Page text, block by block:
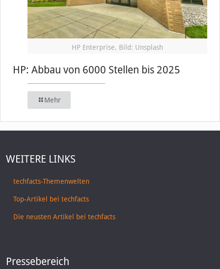
HP Enterprise, Bild: Unsplash
HP: Abbau von 6000 Stellen bis 2025
Mehr
WEITERE LINKS
techfacts-Themenwelten
Top-Artikel bei techfacts
Die neusten Artikel bei techfacts
Pressebereich